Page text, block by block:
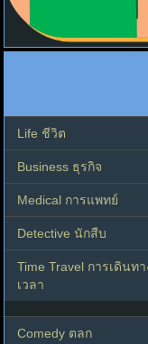
Life ชีวิต
Business ธุรกิจ
Medical การแพทย์
Detective นักสืบ
Time Travel การเดินท
เวลา
Comedy ตลก